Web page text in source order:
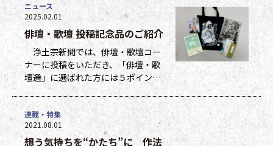
俳壇・歌壇 投稿記念品のご紹介
浄土宗新聞では、俳壇・歌壇コー
ナーに投稿をいただき、「俳壇・歌
壇選」に選ばれた方には５ポイン
ト、他掲載になった方には１ポイン
トを贈呈しています。ポイントは貯
まった数に応じて、浄土宗新聞オリ
ジナルグッズなどの景品と交換でき
ます（交換・発送は下記一覧表通知
ニュース
2025.02.01
想う気持ちを“かたち”に 作法
連載・特集
2021.08.01